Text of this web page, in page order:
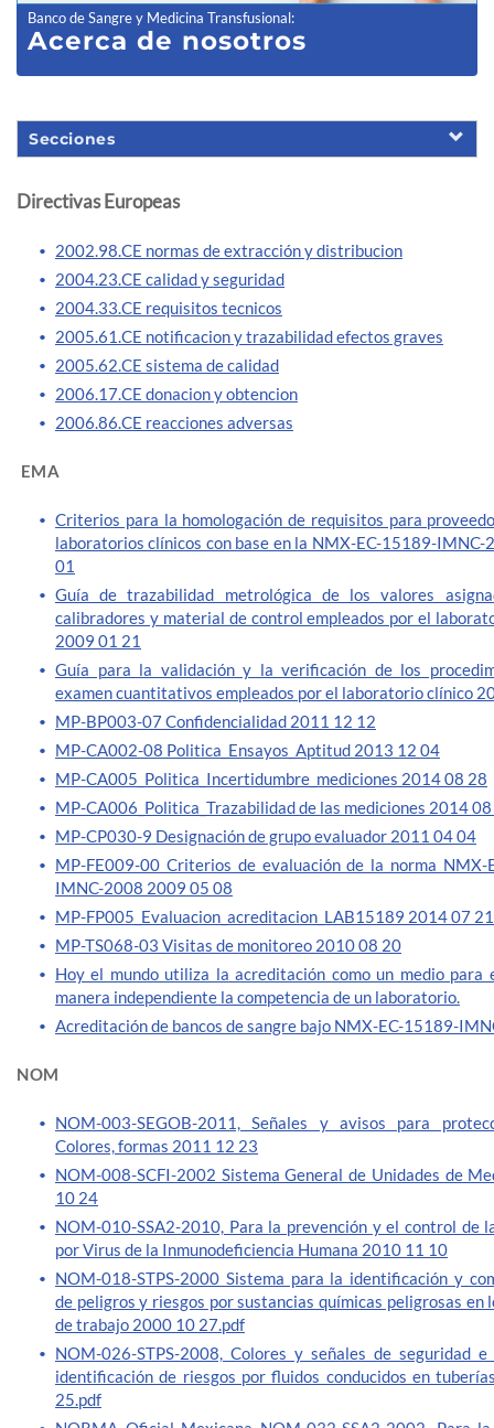
Banco de Sangre y Medicina Transfusional:
Acerca de nosotros
Secciones
Directivas Europeas
2002.98.CE normas de extracción y distribucion
2004.23.CE calidad y seguridad
2004.33.CE requisitos tecnicos
2005.61.CE notificacion y trazabilidad efectos graves
2005.62.CE sistema de calidad
2006.17.CE donacion y obtencion
2006.86.CE reacciones adversas
EMA
Criterios para la homologación de requisitos para
laboratorios clínicos con base en la NMX-EC-15189-
01
Guía de trazabilidad metrológica de los valores
calibradores y material de control empleados por el
2009 01 21
Guía para la validación y la verificación de los
examen cuantitativos empleados por el laboratorio clínico
MP-BP003-07 Confidencialidad 2011 12 12
MP-CA002-08 Politica_Ensayos_Aptitud 2013 12 04
MP-CA005_Politica_Incertidumbre_mediciones 2014 08 28
MP-CA006_Politica_Trazabilidad de las mediciones 2014
MP-CP030-9 Designación de grupo evaluador 2011 04 04
MP-FE009-00 Criterios de evaluación de la norma NMX-
IMNC-2008 2009 05 08
MP-FP005_Evaluacion_acreditacion_LAB15189 2014 07 21
MP-TS068-03 Visitas de monitoreo 2010 08 20
Hoy el mundo utiliza la acreditación como un medio para
manera independiente la competencia de un laboratorio.
Acreditación de bancos de sangre bajo NMX-EC-15189-
NOM
NOM-003-SEGOB-2011, Señales y avisos para
Colores, formas 2011 12 23
NOM-008-SCFI-2002 Sistema General de Unidades de
10 24
NOM-010-SSA2-2010, Para la prevención y el control de
por Virus de la Inmunodeficiencia Humana 2010 11 10
NOM-018-STPS-2000 Sistema para la identificación y
de peligros y riesgos por sustancias químicas peligrosas en
de trabajo 2000 10 27.pdf
NOM-026-STPS-2008, Colores y señales de seguridad e
identificación de riesgos por fluidos conducidos en
25.pdf